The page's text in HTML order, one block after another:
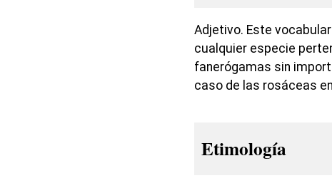
Adjetivo. Este
cualquier especie
fanerógamas sin
caso de las rosáceas
Etimología